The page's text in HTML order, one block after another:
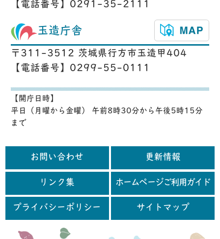
【電話番号】0291-35-2111
玉造庁舎
〒311-3512 茨城県行方市玉造甲404
【電話番号】0299-55-0111
【開庁日時】
平日（月曜から金曜） 午前8時30分から午後5時15分
まで
お問い合わせ 更新情報
リンク集 ホームページご利用ガイド
プライバシーポリシー サイトマップ